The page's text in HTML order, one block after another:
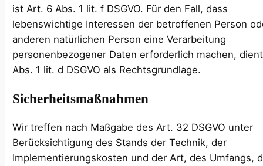
ist Art. 6 Abs. 1 lit. f DSGVO. Für den Fall, dass
lebenswichtige Interessen der betroffenen Person
anderen natürlichen Person eine Verarbeitung
personenbezogener Daten erforderlich machen,
Abs. 1 lit. d DSGVO als Rechtsgrundlage.
Sicherheitsmaßnahmen
Wir treffen nach Maßgabe des Art. 32 DSGVO unter
Berücksichtigung des Stands der Technik, der
Implementierungskosten und der Art, des Umfangs,